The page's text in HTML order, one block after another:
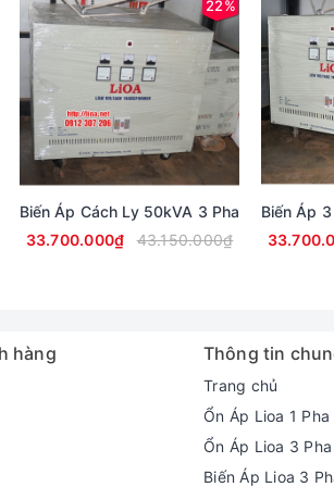
22%
Biến Áp Cách Ly 50kVA 3 Pha
33.700.000₫
43.150.000₫
Biến Áp
hàng Thông tin
Trang chủ
Ổn Áp Lioa 1 Pha
Ổn Áp Lioa 3 Pha
Biến Áp Lioa 3